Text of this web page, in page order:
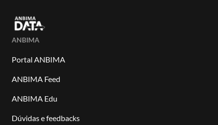
ANBIMA
Portal ANBIMA
ANBIMA Feed
ANBIMA Edu
Dúvidas e feedbacks